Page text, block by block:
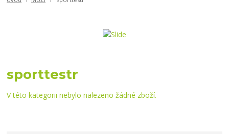
sporttestr
V této kategorii nebylo nalezeno žádné zboží.